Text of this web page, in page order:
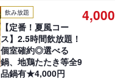
飲み放題
【定番！夏風コー
ス】2.5時間飲放題！
個室確約◎選べる
鍋、地鶏たたき等全9
品鍋有★4,000円
4,000